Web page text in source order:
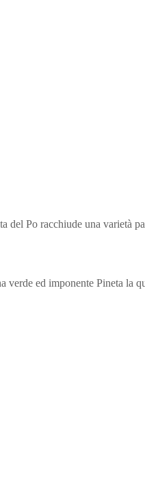
Po racchiude una varietà
verde ed imponente Pineta la